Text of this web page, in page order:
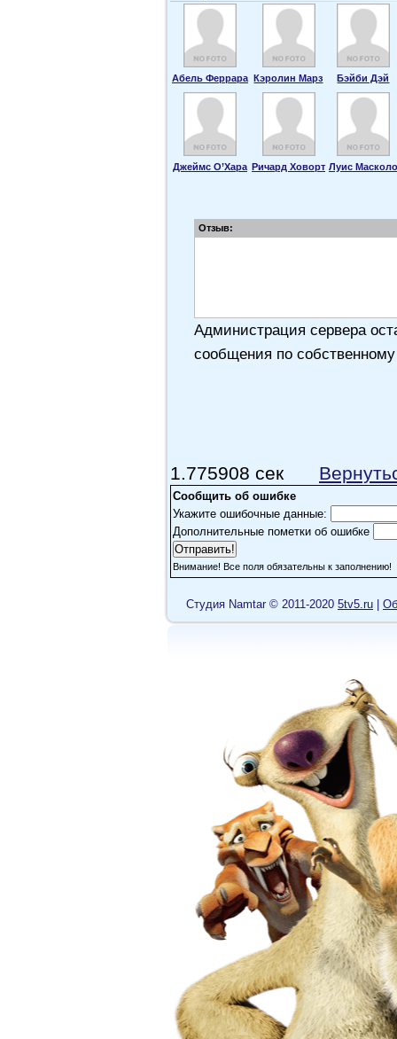
Абель Феррара Кэролин Марз Бэйби Дэй
Джеймс О’Хара Ричард Ховорт Луис Масколо
Отзыв:
Администрация сервера
сообщения по
1.775908 сек
Сообщить об ошибке
Укажите ошибочные данные:
Дополнительные пометки об ошибке
Внимание! Все поля обязательны к заполнению!
Cтудия Namtar © 2011-2020 5tv5.ru